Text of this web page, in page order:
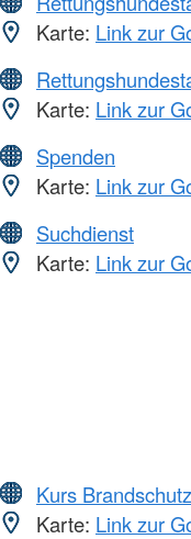
Karte: Link zur
Karte: Link zur
Spenden
Karte: Link zur
Suchdienst
Karte: Link zur
Kurs
Karte: Link zur